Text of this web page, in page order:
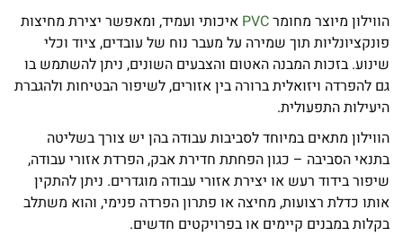
הווילון מיוצר מחומרPVC איכותי ועמיד, ומאפשר יצירת מחיצות
פונקציונליות תוך שמירה על מעבר נוח של עובדים, ציוד וכלי
שינוע. בזכות המבנה האטום והצבעים השונים, ניתן להשתמש בו
גם להפרדה ויזואלית ברורה בין אזורים, לשיפור הבטיחות ולהגברת
היעילות התפעולית.
הווילון מתאים במיוחד לסביבות עבודה בהן יש צורך בשליטה
בתנאי הסביבה – כגון הפחתת חדירת אבק, הפרדת אזורי עבודה,
שיפור בידוד רעש או יצירת אזורי עבודה מוגדרים. ניתן להתקין
אותו כדלת רצועות, מחיצה או פתרון הפרדה פנימי, והוא משתלב
בקלות במבנים קיימים או בפרויקטים חדשים.